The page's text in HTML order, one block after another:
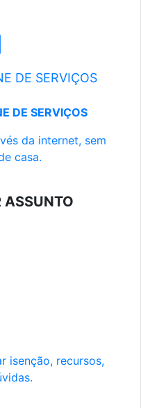
DE SERVIÇOS
DE SERVIÇOS
da internet, sem
casa.
ASSUNTO
isenção, recursos,